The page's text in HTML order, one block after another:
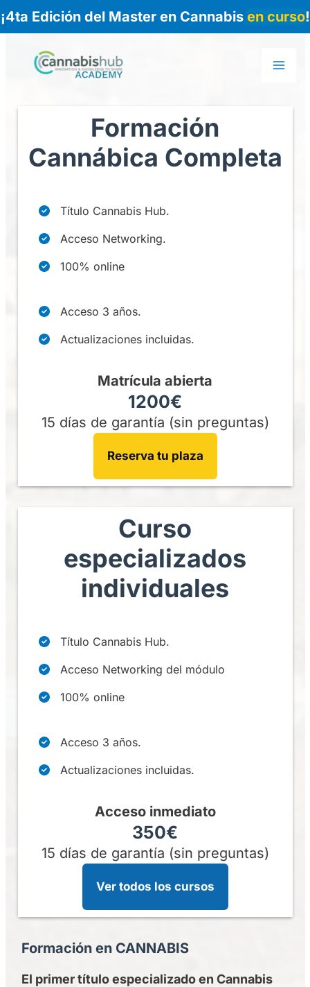
¡4ta Edición del Master en Cannabis en curso!
Formación
Cannábica Completa
Título Cannabis Hub.
Acceso Networking.
100% online
Acceso 3 años.
Actualizaciones incluidas.
Matrícula abierta
1200€
15 días de garantía (sin preguntas)
Reserva tu plaza
Curso
especializados
individuales
Título Cannabis Hub.
Acceso Networking del módulo
100% online
Acceso 3 años.
Actualizaciones incluidas.
Acceso inmediato
350€
15 días de garantía (sin preguntas)
Ver todos los cursos
Formación en CANNABIS
El primer título especializado en Cannabis